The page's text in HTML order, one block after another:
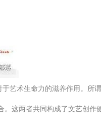
艺术生命力的滋养作用。所
这两者共同构成了文艺创作